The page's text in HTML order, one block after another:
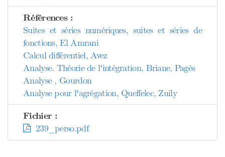
Références :
Suites et séries numériques, suites et séries de
fonctions, El Amrani
Calcul différentiel, Avez
Analyse. Théorie de l'intégration, Briane, Pagès
Analyse , Gourdon
Analyse pour l'agrégation, Queffelec, Zuily
Fichier :
239_perso.pdf